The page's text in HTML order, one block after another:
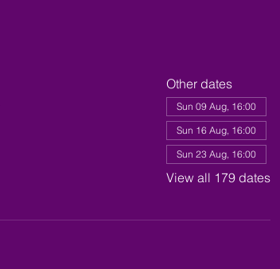
Other dates
Sun 09 Aug, 16:00
Sun 16 Aug, 16:00
Sun 23 Aug, 16:00
View all 179 dates